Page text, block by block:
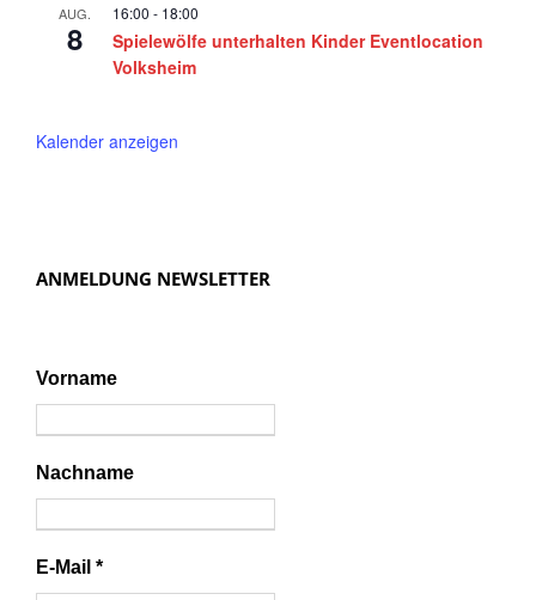
AUG.
8
16:00 - 18:00
Spielewölfe unterhalten Kinder Eventlocation
Volksheim
Kalender anzeigen
ANMELDUNG NEWSLETTER
Vorname
Nachname
E-Mail *